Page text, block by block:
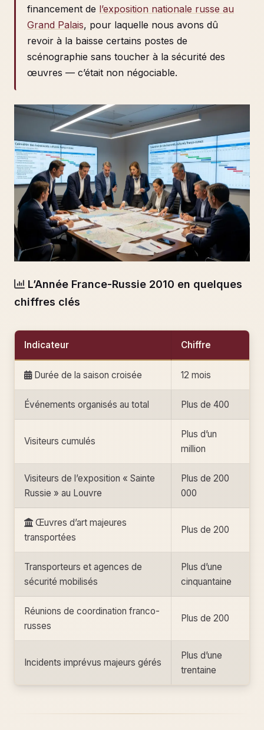
financement de l’exposition nationale russe au
Grand Palais, pour laquelle nous avons dû
revoir à la baisse certains postes de
scénographie sans toucher à la sécurité des
œuvres — c’était non négociable.
L’Année France-Russie 2010 en quelques
chiffres clés
Indicateur Chiffre
Durée de la saison croisée 12 mois
Événements organisés au total Plus de 400
Visiteurs cumulés
Plus d’un
million
Visiteurs de l’exposition « Sainte
Russie » au Louvre
Plus de 200
000
Œuvres d’art majeures
transportées
Plus de 200
Transporteurs et agences de
sécurité mobilisés
Plus d’une
cinquantaine
Réunions de coordination franco-
russes
Plus de 200
Incidents imprévus majeurs gérés
Plus d’une
trentaine